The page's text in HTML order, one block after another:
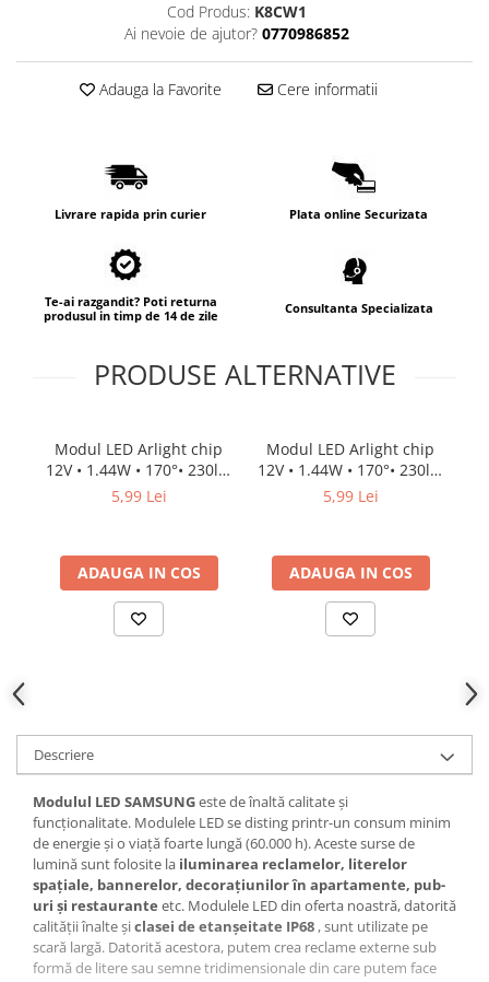
Spoturi LED
Corpuri de Iluminat pe Sina LED
Sina Magnetica Slim 5mm 24V
Corpuri de Iluminat Industriale LED
Corpuri EXIT
Corpuri liniare LED
sina 220V
Proiector LED Fantana/Piscina
Modul LED
Profil Banda LED
Accesorii profile led
Profil led incastrat
Profil Led Rigips
Profil LED SHADOW
Proiectoare LED
Sursa Banda Led
Sursa Alimentare 12V
Sursa Alimentare 24V
Cod Produs: K8CW1
Ai nevoie de ajutor? 0770986852
Adauga la Favorite Cere informatii
Livrare rapida prin curier Plata online Securizata
Te-ai razgandit? Poti returna
produsul in timp de 14 de zile
Consultanta Specializata
PRODUSE ALTERNATIVE
Modul LED Arlight chip
12V • 1.44W • 170°• 230lm
• 10000K • IP68
5,99 Lei
ADAUGA IN COS
Modul LED Arlight chip
12V • 1.44W • 170°• 230lm
• 6500K • IP68
5,99 Lei
ADAUGA IN COS
Descriere
Modulul LED SAMSUNGeste de înaltă calitate și
funcționalitate. Modulele LED se disting printr-un consum minim
de energie și o viață foarte lungă (60.000 h). Aceste surse de
lumină sunt folosite la iluminarea reclamelor, literelor
spațiale, bannerelor, decorațiunilor în apartamente, pub-
uri și restaurante etc. Modulele LED din oferta noastră, datorită
calității înalte șiclasei de etanșeitate IP68 , sunt utilizate pe
scară largă. Datorită acestora, putem crea reclame externe sub
formă de litere sau semne tridimensionale din care putem face